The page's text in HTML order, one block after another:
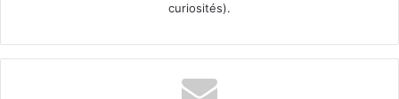
curiosités).